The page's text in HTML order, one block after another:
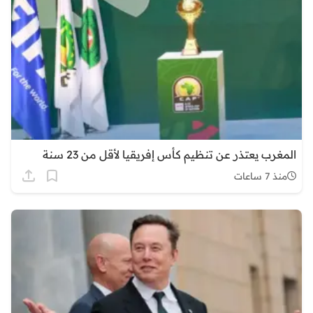
المغرب يعتذر عن تنظيم كأس إفريقيا لأقل من 23 سنة
منذ 7 ساعات